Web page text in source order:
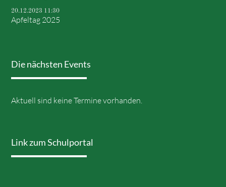
20.12.2023 11:30
Apfeltag 2025
Die nächsten Events
Aktuell sind keine Termine vorhanden.
Link zum Schulportal